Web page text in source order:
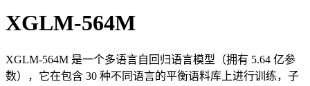
XGLM-564M
XGLM-564M 是一个多语言自回归语言模型（拥有 5.64 亿参
数），它在包含 30 种不同语言的平衡语料库上进行训练，子